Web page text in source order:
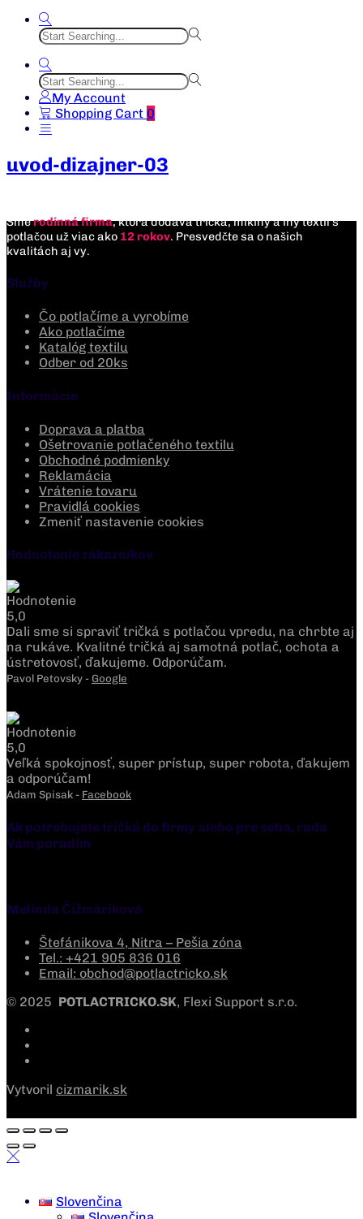
My Account
Shopping Cart 0
uvod-dizajner-03
Smerodinná firma, ktorá dodáva tričká, mikiny a iný textil s
potlačou už viac ako 12 rokov. Presvedčte sa o našich
kvalitách aj vy.
Služby
Čo potlačíme a vyrobíme
Ako potlačíme
Katalóg textilu
Odber od 20ks
Informácie
Doprava a platba
Ošetrovanie potlačeného textilu
Obchodné podmienky
Reklamácia
Vrátenie tovaru
Pravidlá cookies
Zmeniť nastavenie cookies
Hodnotenie zákazníkov
Dali sme si spraviť tričká s potlačou vpredu, na chrbte aj
na rukáve. Kvalitné tričká aj samotná potlač, ochota a
ústretovosť, ďakujeme. Odporúčam.
Pavol Petovsky - Google
Veľká spokojnosť, super prístup, super robota, ďakujem
a odporúčam!
Adam Spisak - Facebook
Ak potrebujete tričká do firmy alebo pre seba, rada
Vám poradím
Melinda Čižmáriková
Štefánikova 4, Nitra – Pešia zóna
Tel.: +421 905 836 016
Email: obchod@potlactricko.sk
© 2025 POTLACTRICKO.SK, Flexi Support s.r.o.
Vytvoril cizmarik.sk
Slovenčina